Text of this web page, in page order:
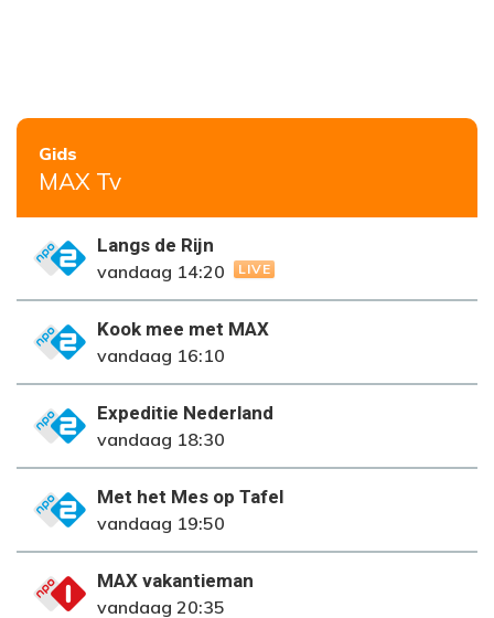
Gids
MAX Tv
NPO 2
Langs de Rijn
vandaag 14:20 LIVE
NPO 2
Kook mee met MAX
vandaag 16:10
NPO 2
Expeditie Nederland
vandaag 18:30
NPO 2
Met het Mes op Tafel
vandaag 19:50
NPO 1
MAX vakantieman
vandaag 20:35